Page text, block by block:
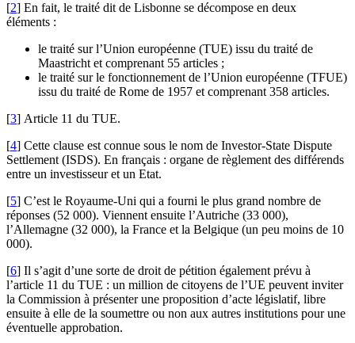
[2] En fait, le traité dit de Lisbonne se décompose en deux
éléments :
le traité sur l’Union européenne (TUE) issu du traité de
Maastricht et comprenant 55 articles ;
le traité sur le fonctionnement de l’Union européenne (TFUE)
issu du traité de Rome de 1957 et comprenant 358 articles.
[3] Article 11 du TUE.
[4] Cette clause est connue sous le nom de Investor-State Dispute
Settlement (ISDS). En français : organe de règlement des différends
entre un investisseur et un Etat.
[5] C’est le Royaume-Uni qui a fourni le plus grand nombre de
réponses (52 000). Viennent ensuite l’Autriche (33 000),
l’Allemagne (32 000), la France et la Belgique (un peu moins de 10
000).
[6] Il s’agit d’une sorte de droit de pétition également prévu à
l’article 11 du TUE : un million de citoyens de l’UE peuvent inviter
la Commission à présenter une proposition d’acte législatif, libre
ensuite à elle de la soumettre ou non aux autres institutions pour une
éventuelle approbation.